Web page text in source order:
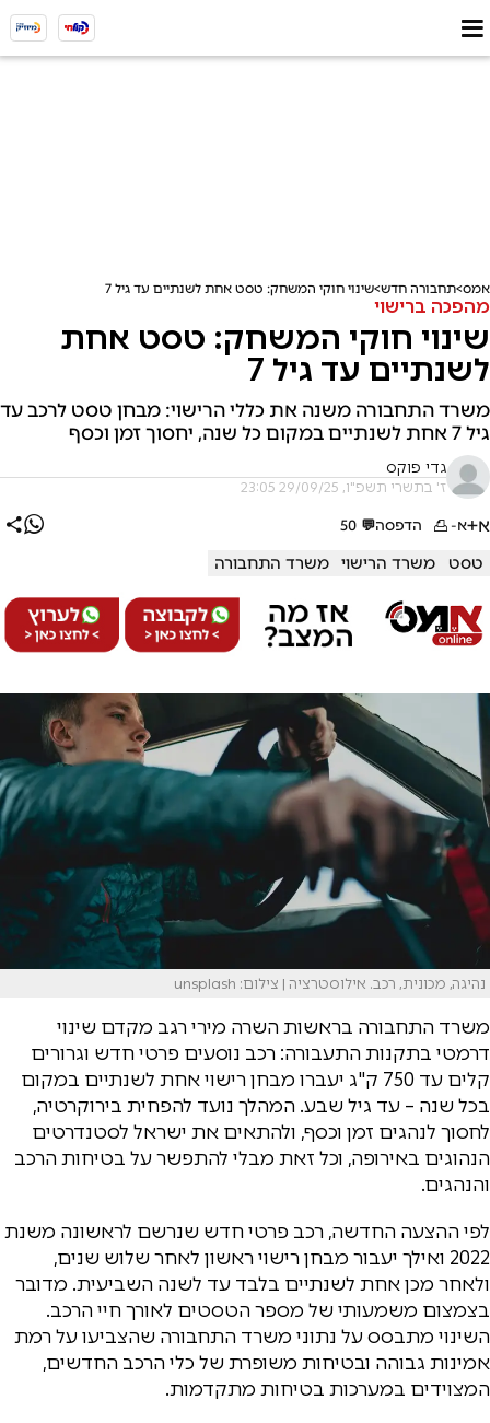
אמס תחבורה חדש שינוי חוקי המשחק: טסט אחת לשנתיים עד גיל 7
מהפכה ברישוי
שינוי חוקי המשחק: טסט אחת
לשנתיים עד גיל 7
משרד התחבורה משנה את כללי הרישוי: מבחן טסט לרכב עד
גיל 7 אחת לשנתיים במקום כל שנה, יחסוך זמן וכסף
גדי פוקס
ז' בתשרי תשפ"ו, 29/09/25 23:05
א+א- הדפסה💬
50
טסט משרד הרישוי משרד התחבורה
נהיגה, מכונית, רכב. אילוסטרציה | צילום: unsplash
משרד התחבורה בראשות השרה מירי רגב מקדם שינוי
דרמטי בתקנות התעבורה: רכב נוסעים פרטי חדש וגרורים
קלים עד 750 ק"ג יעברו מבחן רישוי אחת לשנתיים במקום
בכל שנה – עד גיל שבע. המהלך נועד להפחית בירוקרטיה,
לחסוך לנהגים זמן וכסף, ולהתאים את ישראל לסטנדרטים
הנהוגים באירופה, וכל זאת מבלי להתפשר על בטיחות הרכב
והנהגים.
לפי ההצעה החדשה, רכב פרטי חדש שנרשם לראשונה משנת
2022 ואילך יעבור מבחן רישוי ראשון לאחר שלוש שנים,
ולאחר מכן אחת לשנתיים בלבד עד לשנה השביעית. מדובר
בצמצום משמעותי של מספר הטסטים לאורך חיי הרכב.
השינוי מתבסס על נתוני משרד התחבורה שהצביעו על רמת
אמינות גבוהה ובטיחות משופרת של כלי הרכב החדשים,
המצוידים במערכות בטיחות מתקדמות.